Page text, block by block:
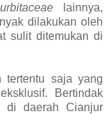
lainnya,
dilakukan oleh
sulit ditemukan di
tertentu saja yang
Bertindak
di daerah Cianjur